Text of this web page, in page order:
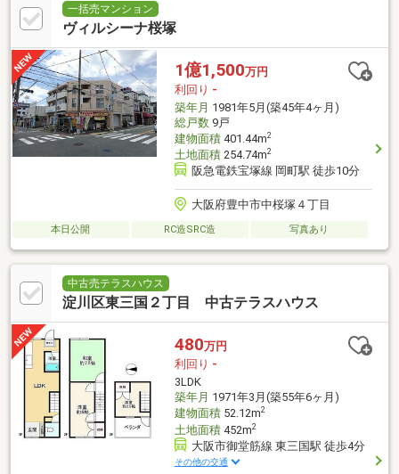
一括売マンション
ヴィルシーナ桜塚
1億1,500万円
利回り -
築年月 1981年5月(築45年4ヶ月)
総戸数9戸
建物面積401.44m2
土地面積254.74m2
阪急電鉄宝塚線 岡町駅 徒歩10分
大阪府豊中市中桜塚４丁目
本日公開 RC造SRC造 写真あり
中古売テラスハウス
淀川区東三国２丁目 中古テラスハウス
480万円
利回り -
3LDK
築年月 1971年3月(築55年6ヶ月)
建物面積52.12m2
土地面積452m2
大阪市御堂筋線 東三国駅 徒歩4分
その他の交通